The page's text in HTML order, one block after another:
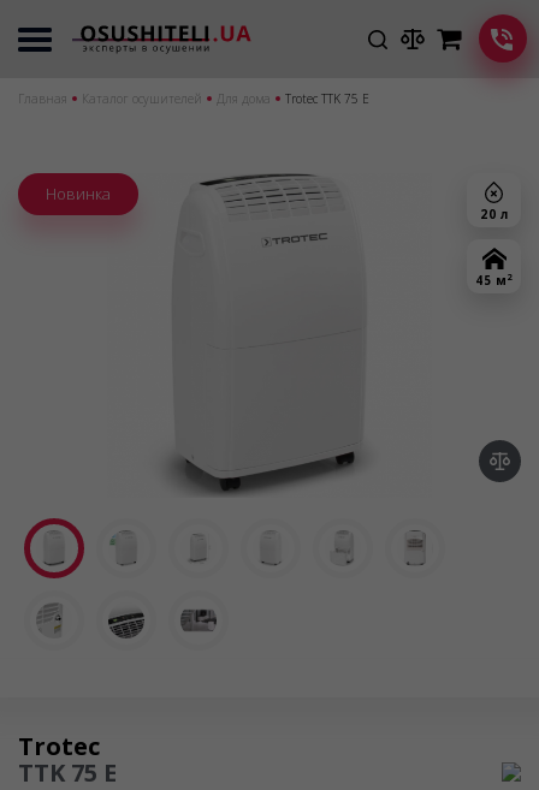
Главная Каталог осушителей Для дома Trotec TTK 75 E
20 л
45 м 2
Новинка
Осушитель воздуха
Trotec
TTK 75 E